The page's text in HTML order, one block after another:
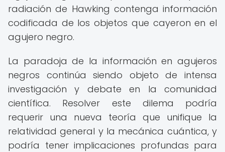
radiación de Hawking contenga información
codificada de los objetos que cayeron en el
agujero negro.
La paradoja de la información en agujeros
negros continúa siendo objeto de intensa
investigación y debate en la comunidad
científica. Resolver este dilema podría
requerir una nueva teoría que unifique la
relatividad general y la mecánica cuántica, y
podría tener implicaciones profundas para